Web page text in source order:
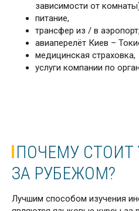
зависимости от
питание,
трансфер из / в аэропорт,
авиаперелёт Киев –
медицинская страховка,
услуги компании по
ПОЧЕМУ СТОИТ
ЗА РУБЕЖОМ?
Лучшим способом изучения